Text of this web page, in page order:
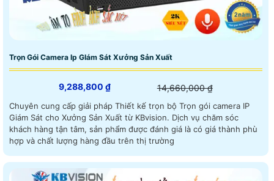
Trọn Gói Camera Ip GIám Sát Xưởng Sản Xuất
9,288,800 ₫ 14,660,000 ₫
Chuyên cung cấp giải pháp Thiết kế trọn bộ Trọn gói camera IP
Giám Sát cho Xưởng Sản Xuất từ KBvision. Dịch vụ chăm sóc
khách hàng tận tâm, sản phẩm được đánh giá là có giá thành phù
hợp và chất lượng hàng đầu trên thị trường